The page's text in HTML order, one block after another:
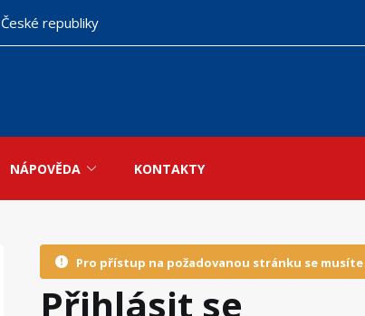
republiky
NÁPOVĚDA KONTAKTY
Pro přístup na požadovanou stránku se
Přihlásit se